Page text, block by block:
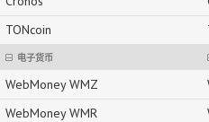
TONcoin
电子货币
WebMoney WMZ
WebMoney WMR